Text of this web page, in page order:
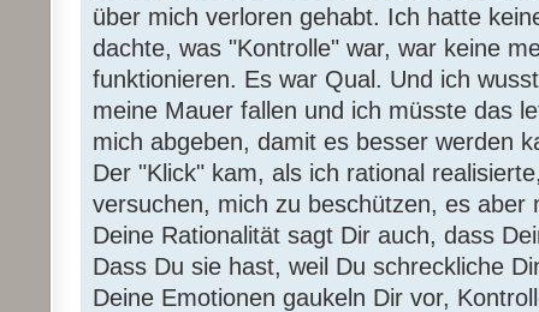
über mich verloren gehabt. Ich hatte
dachte, was "Kontrolle" war, war keine
funktionieren. Es war Qual. Und ich
meine Mauer fallen und ich müsste das
mich abgeben, damit es besser werden
Der "Klick" kam, als ich rational
versuchen, mich zu beschützen, es aber
Deine Rationalität sagt Dir auch, dass
Dass Du sie hast, weil Du schreckliche
Deine Emotionen gaukeln Dir vor,